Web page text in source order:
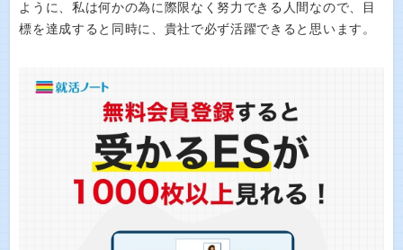
ように、私は何かの為に際限なく努力できる人間なので、目
標を達成すると同時に、貴社で必ず活躍できると思います。